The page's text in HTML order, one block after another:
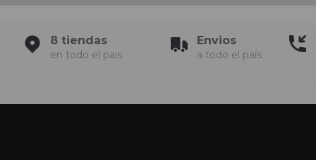
8 tiendas
en todo el pais
Envios
a todo el país